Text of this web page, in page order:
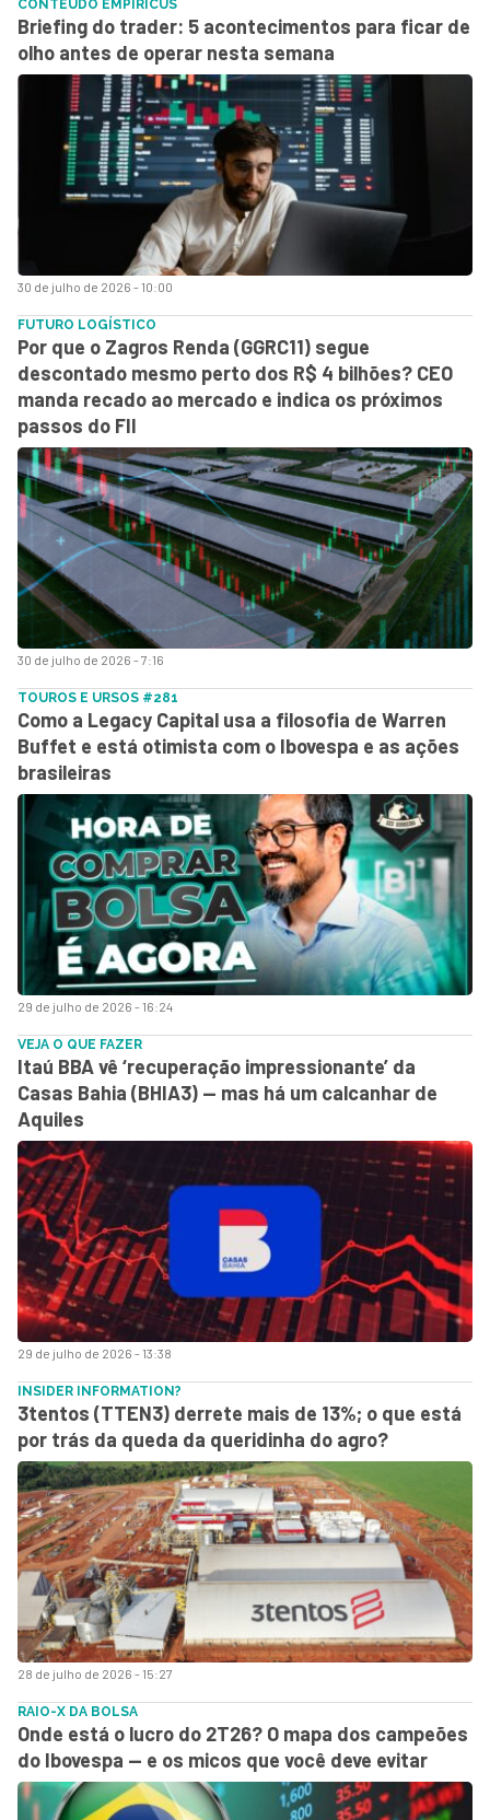
30 de julho de 2026 - 10:00
CONTEÚDO EMPIRICUS
Briefing do trader: 5 acontecimentos para ficar de
olho antes de operar nesta semana
30 de julho de 2026 - 7:16
FUTURO LOGÍSTICO
Por que o Zagros Renda (GGRC11) segue
descontado mesmo perto dos R$ 4 bilhões? CEO
manda recado ao mercado e indica os próximos
passos do FII
29 de julho de 2026 - 16:24
TOUROS E URSOS #281
Como a Legacy Capital usa a filosofia de Warren
Buffet e está otimista com o Ibovespa e as ações
brasileiras
29 de julho de 2026 - 13:38
VEJA O QUE FAZER
Itaú BBA vê ‘recuperação impressionante’ da
Casas Bahia (BHIA3) — mas há um calcanhar de
Aquiles
28 de julho de 2026 - 15:27
INSIDER INFORMATION?
3tentos (TTEN3) derrete mais de 13%; o que está
por trás da queda da queridinha do agro?
RAIO-X DA BOLSA
Onde está o lucro do 2T26? O mapa dos campeões
do Ibovespa — e os micos que você deve evitar